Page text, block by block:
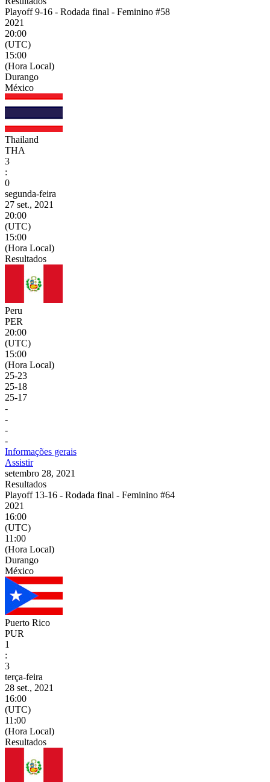
Playoff 9-16 - Rodada final - Feminino #58
2021
20:00
(UTC)
15:00
(Hora Local)
Durango
México
Thailand
THA
3
:
0
segunda-feira
27 set., 2021
20:00
(UTC)
15:00
(Hora Local)
Resultados
Peru
PER
20:00
(UTC)
15:00
(Hora Local)
25-23
25-18
25-17
-
-
-
-
Informações gerais
Assistir
setembro 28, 2021
Resultados
Playoff 13-16 - Rodada final - Feminino #64
2021
16:00
(UTC)
11:00
(Hora Local)
Durango
México
Puerto Rico
PUR
1
:
3
terça-feira
28 set., 2021
16:00
(UTC)
11:00
(Hora Local)
Resultados